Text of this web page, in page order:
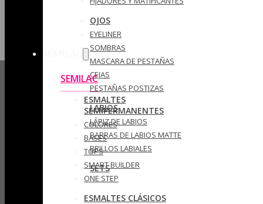
OJOS
EYELINER
SOMBRAS
MASCARA DE PESTAÑAS
CEJAS
PESTAÑAS POSTIZAS
LABIOS
LÁPIZ DE LABIOS
BARRAS DE LABIOS MATTE
BRILLOS LABIALES
SETS
SEMILAC
ESMALTES
SEMIPERMANENTES
COLORES
BASES
TOPS
SMART BUILDER
ONE STEP
ESMALTES CLÁSICOS